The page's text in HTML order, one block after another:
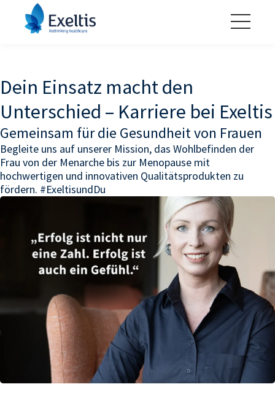
Dein Einsatz macht den
Unterschied – Karriere bei Exeltis
Gemeinsam für die Gesundheit von Frauen
Begleite uns auf unserer Mission, das Wohlbefinden der
Frau von der Menarche bis zur Menopause mit
hochwertigen und innovativen Qualitätsprodukten zu
fördern. #ExeltisundDu